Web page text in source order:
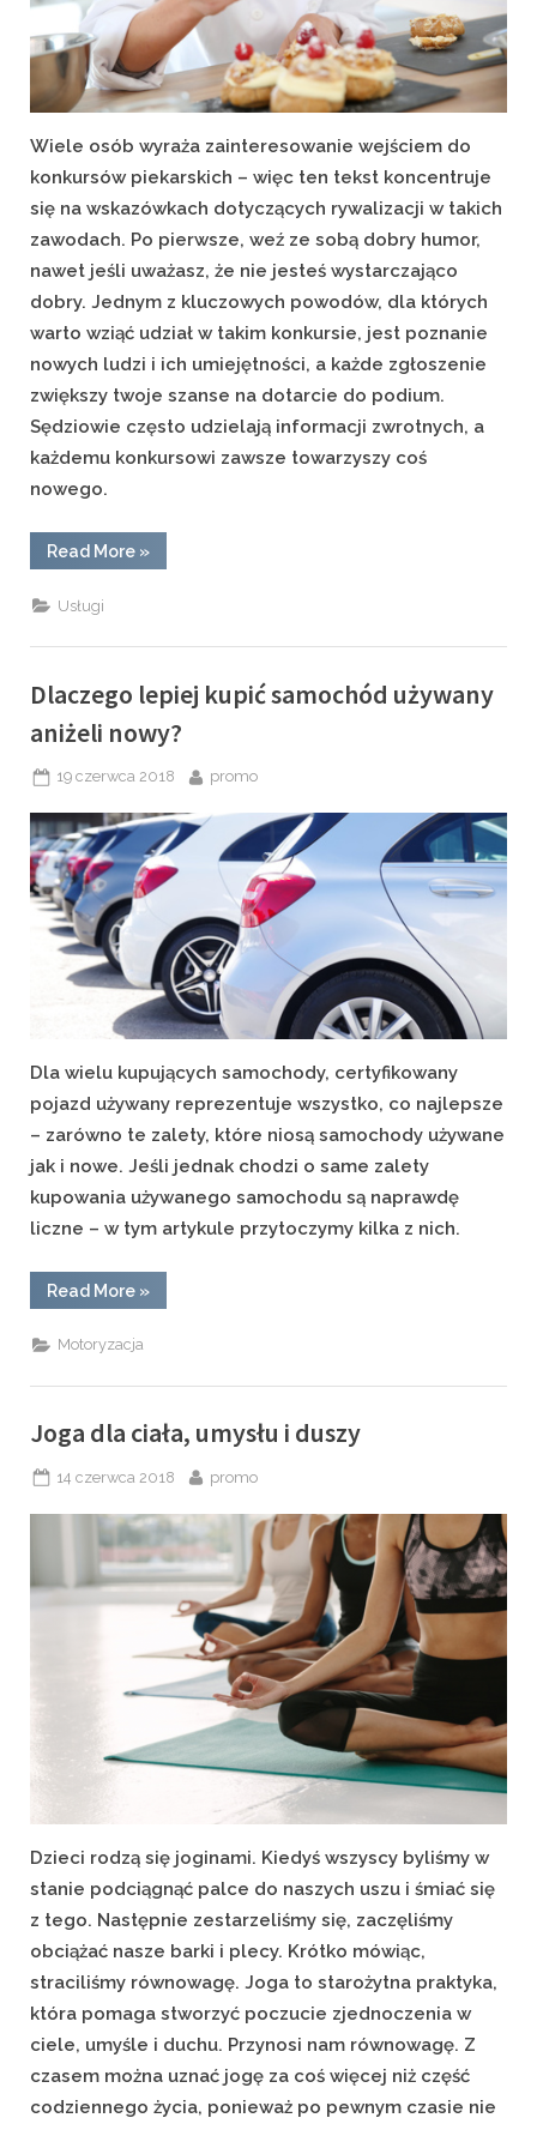
Wiele osób wyraża zainteresowanie wejściem do
konkursów piekarskich – więc ten tekst koncentruje
się na wskazówkach dotyczących rywalizacji w takich
zawodach. Po pierwsze, weź ze sobą dobry humor,
nawet jeśli uważasz, że nie jesteś wystarczająco
dobry. Jednym z kluczowych powodów, dla których
warto wziąć udział w takim konkursie, jest poznanie
nowych ludzi i ich umiejętności, a każde zgłoszenie
zwiększy twoje szanse na dotarcie do podium.
Sędziowie często udzielają informacji zwrotnych, a
każdemu konkursowi zawsze towarzyszy coś
nowego.
Read More“Konkurs
cukierniczy
i
nie
robić?”
»
Usługi
Dlaczego lepiej kupić samochód używany
aniżeli nowy?
Posted
19 czerwca 2018 By
promo
Dla wielu kupujących samochody, certyfikowany
pojazd używany reprezentuje wszystko, co najlepsze
– zarówno te zalety, które niosą samochody używane
jak i nowe. Jeśli jednak chodzi o same zalety
kupowania używanego samochodu są naprawdę
liczne – w tym artykule przytoczymy kilka z nich.
Read More“Dlaczego
lepiej
samochód
używany
nowy?”
»
Motoryzacja
Joga dla ciała, umysłu i duszy
Posted
14 czerwca 2018 By
promo
Dzieci rodzą się joginami. Kiedyś wszyscy byliśmy w
stanie podciągnąć palce do naszych uszu i śmiać się
z tego. Następnie zestarzeliśmy się, zaczęliśmy
obciążać nasze barki i plecy. Krótko mówiąc,
straciliśmy równowagę. Joga to starożytna praktyka,
która pomaga stworzyć poczucie zjednoczenia w
ciele, umyśle i duchu. Przynosi nam równowagę. Z
czasem można uznać jogę za coś więcej niż część
codziennego życia, ponieważ po pewnym czasie nie